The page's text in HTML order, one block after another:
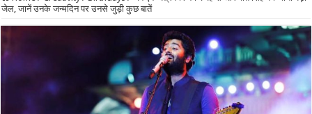
जेल, जानें उनके जन्मदिन पर उनसे जुड़ी कुछ बातें